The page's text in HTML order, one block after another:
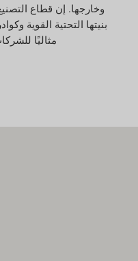
وخارجها. إن قطاع
بنيتها التحتية القوية
مثاليًا